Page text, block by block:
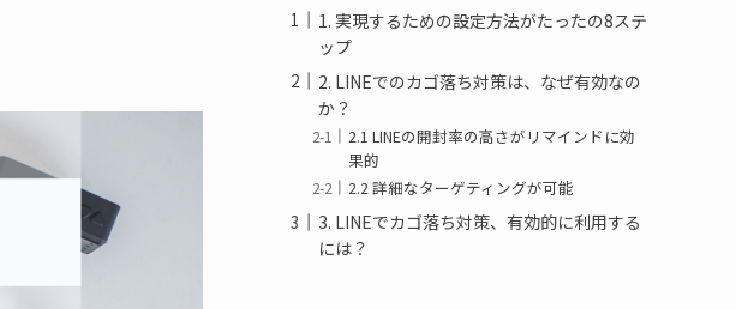
1. 実現するための設定方法がたったの8ステ
ップ
2. LINEでのカゴ落ち対策は、なぜ有効なの
か？
2.1 LINEの開封率の高さがリマインドに効
果的
2.2 詳細なターゲティングが可能
3. LINEでカゴ落ち対策、有効的に利用する
には？